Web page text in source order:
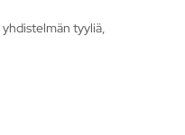
tyyliä,